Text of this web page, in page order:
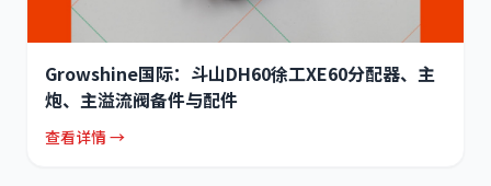
Growshine国际：斗山DH60徐工XE60分配器、主
炮、主溢流阀备件与配件
查看详情 →